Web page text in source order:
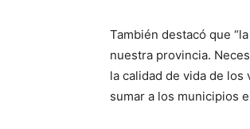
También destacó que
nuestra provincia.
la calidad de vida de
sumar a los municipios